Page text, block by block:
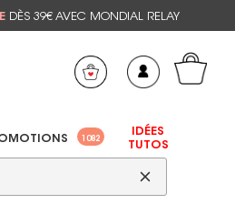
DÈS 39€ AVEC MONDIAL RELAY
1082
IDÉES
TUTOS